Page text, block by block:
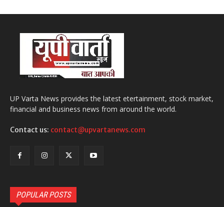
UP Varta News provides the latest etertainment, stock market,
financial and business news from around the world.
Contact us: contact@upvartanews.com
POPULAR POSTS